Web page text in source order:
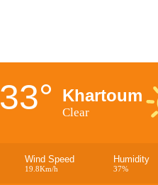
Khartoum
Clear
33°
Humidity
37%
Wind Speed
19.8Km/h